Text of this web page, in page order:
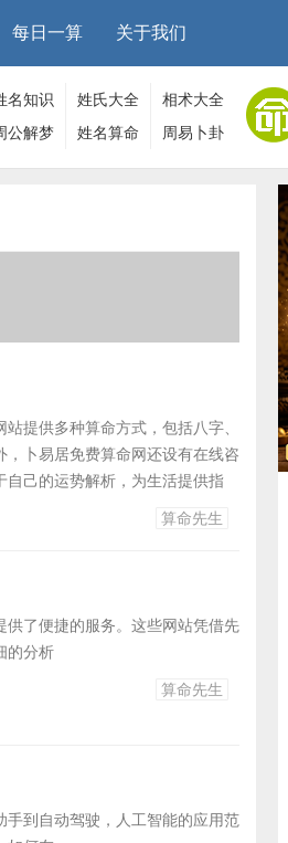
每日一算 关于我们
名知识 姓氏大全
相术大全
公解梦
姓名算命 周易卜卦
提供多种算命方式，包括八字、
卜易居免费算命网还设有在线咨
己的运势解析，为生活提供指
算命先生
了便捷的服务。这些网站凭借先
的分析
算命先生
手到自动驾驶，人工智能的应用范